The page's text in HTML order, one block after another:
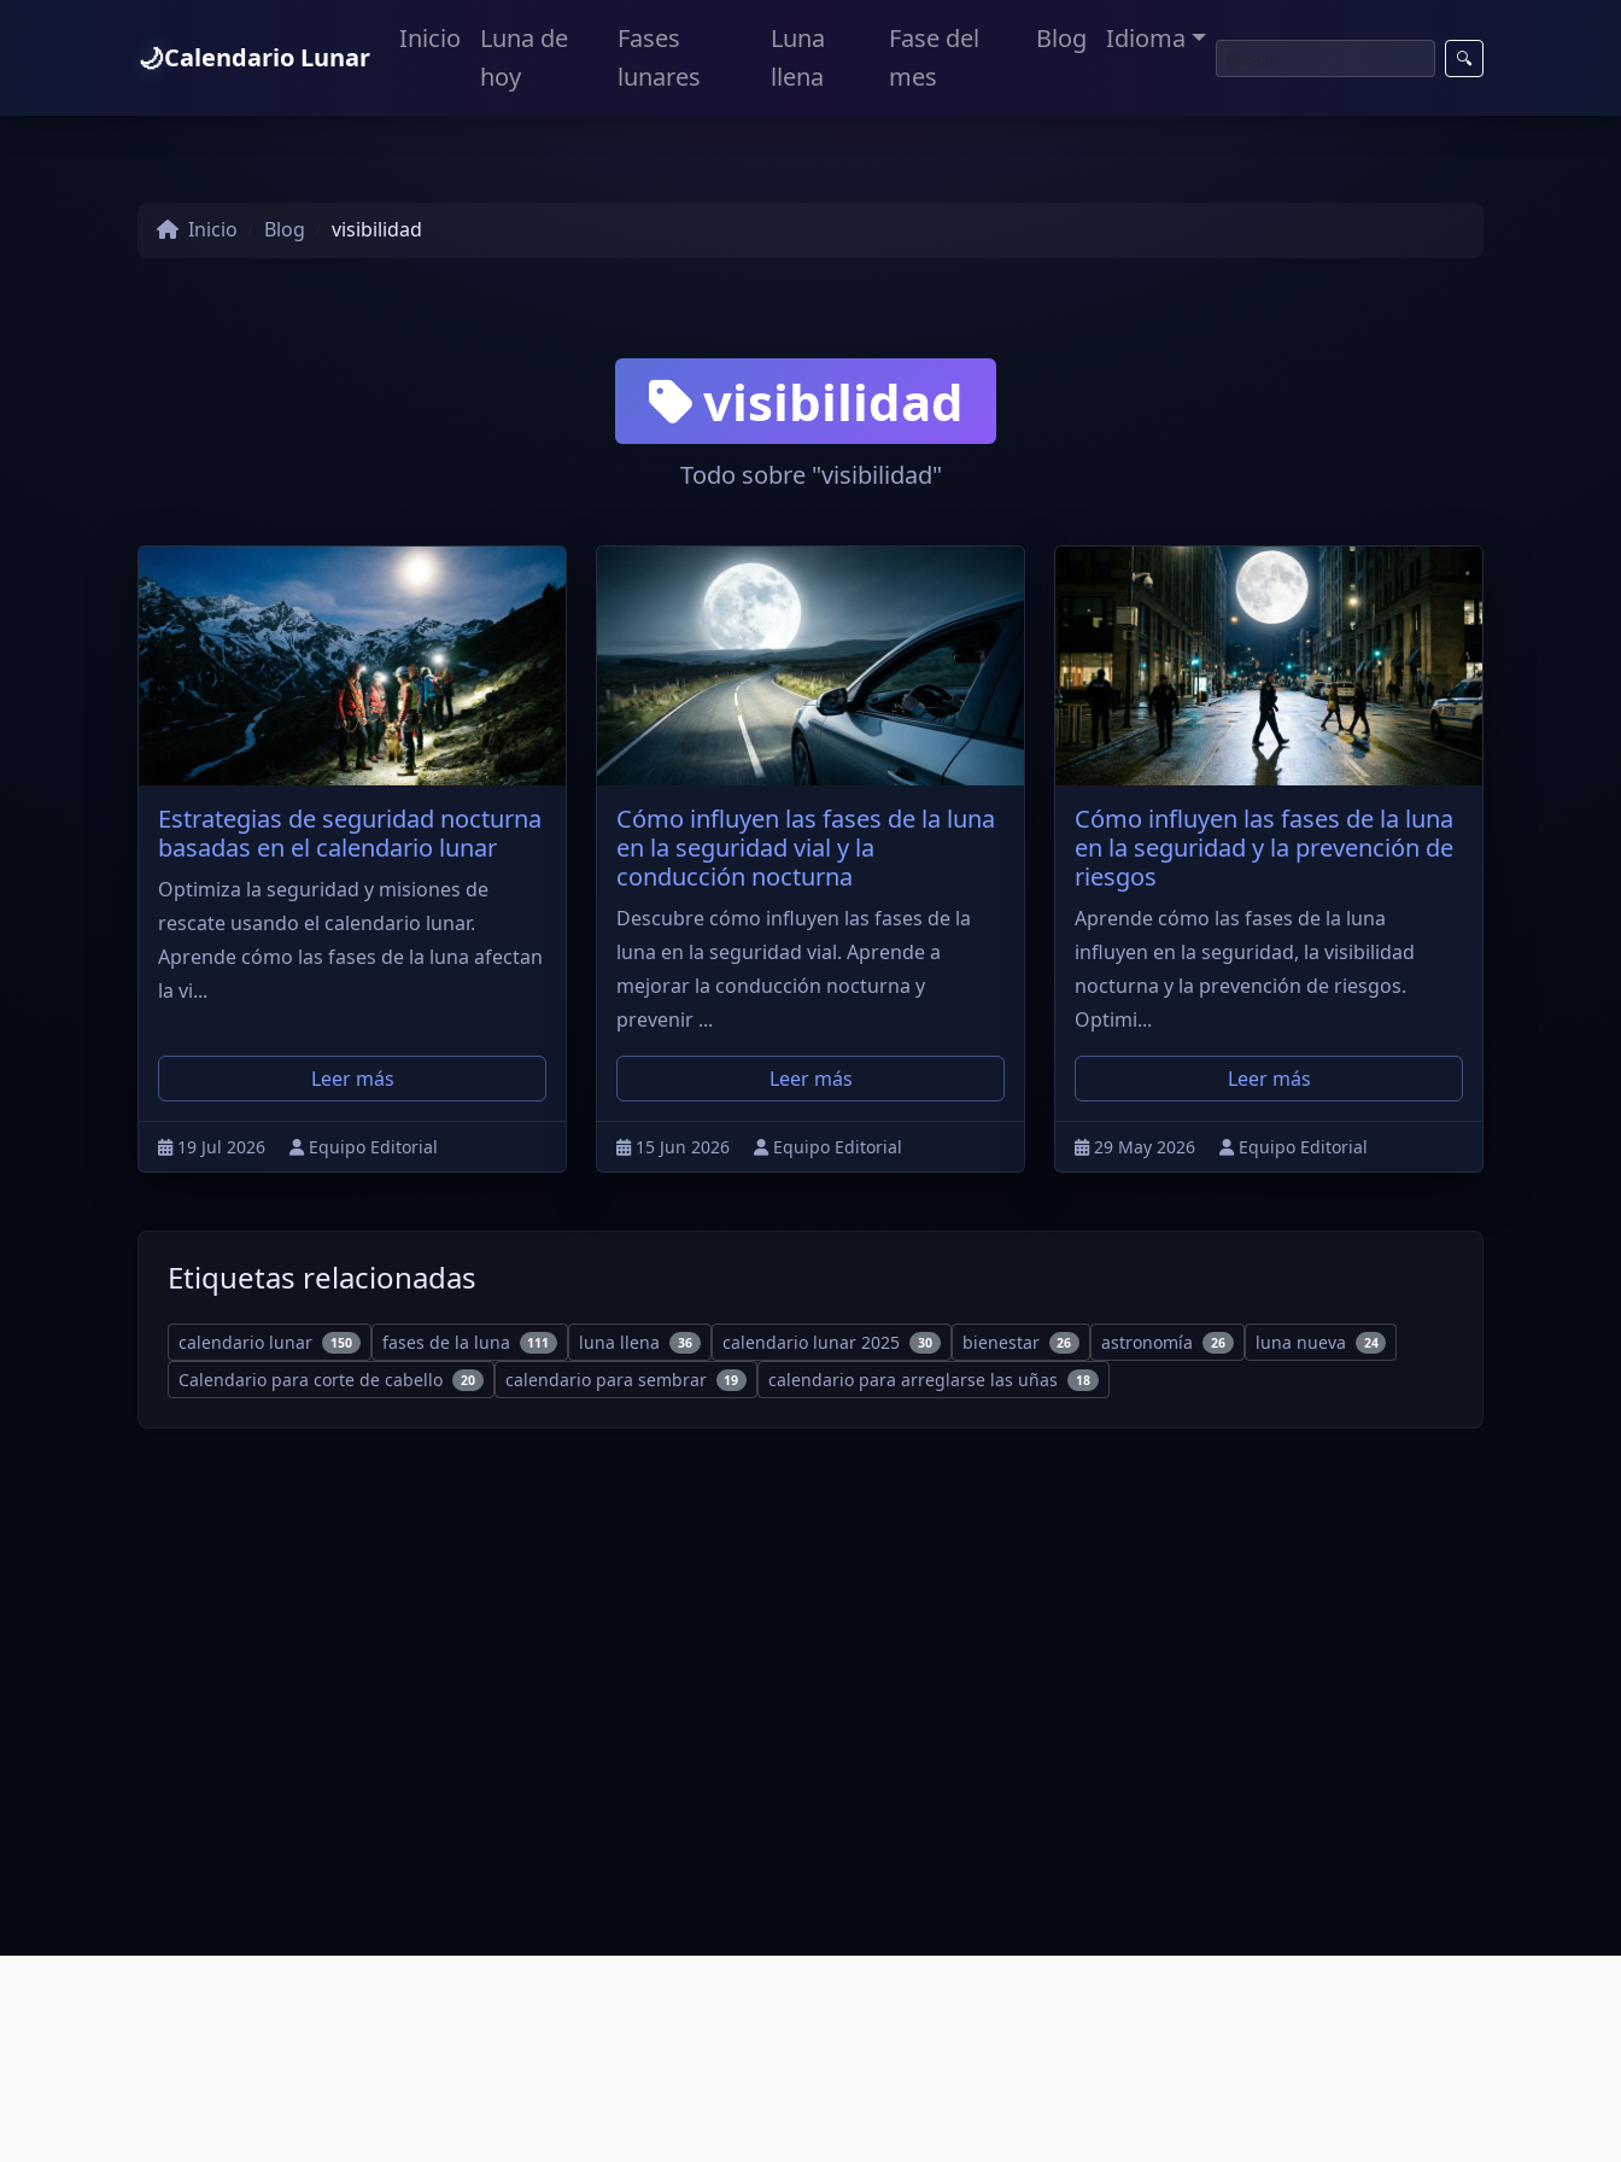
🌙Calendario Lunar
Inicio
Luna de
hoy
Fases
lunares
Luna
llena
Fase del
mes
Blog Idioma
🔍
Inicio Blog visibilidad
visibilidad
Todo sobre "visibilidad"
Estrategias de seguridad nocturna
basadas en el calendario lunar
Optimiza la seguridad y misiones de
rescate usando el calendario lunar.
Aprende cómo las fases de la luna afectan
la vi...
Leer más
19 Jul 2026 Equipo Editorial
Cómo influyen las fases de la luna
en la seguridad vial y la
conducción nocturna
Descubre cómo influyen las fases de la
luna en la seguridad vial. Aprende a
mejorar la conducción nocturna y
prevenir ...
Leer más
15 Jun 2026 Equipo Editorial
Cómo influyen las fases de la luna
en la seguridad y la prevención de
riesgos
Aprende cómo las fases de la luna
influyen en la seguridad, la visibilidad
nocturna y la prevención de riesgos.
Optimi...
Leer más
29 May 2026 Equipo Editorial
Etiquetas relacionadas
calendario lunar 150 fases de la luna 111 luna llena 36 calendario lunar 2025 30 bienestar 26 astronomía 26 luna nueva 24
Calendario para corte de cabello 20 calendario para sembrar 19 calendario para arreglarse las uñas 18